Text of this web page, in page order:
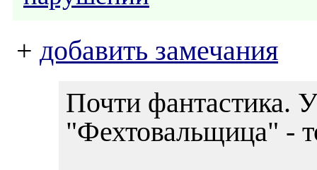
+ добавить замечания
Почти фантастика.
"Фехтовальщица" -